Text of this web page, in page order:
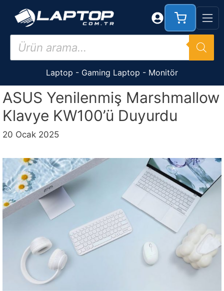
Products
search
Laptop - Gaming Laptop - Monitör
ASUS Yenilenmiş Marshmallow
Klavye KW100’ü Duyurdu
20 Ocak 2025